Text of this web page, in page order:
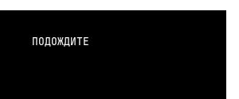
ПОДОЖДИТЕ